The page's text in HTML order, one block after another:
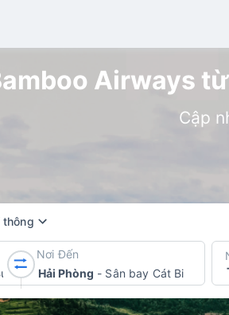
Airways
Cập
thông
Ma Thuột
Nơi Đến
Hải Phòng - Sân bay Cát Bi